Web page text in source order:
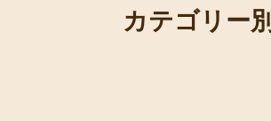
カテゴリー別